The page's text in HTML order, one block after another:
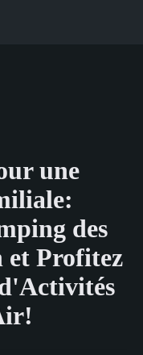
une
des
et Profitez